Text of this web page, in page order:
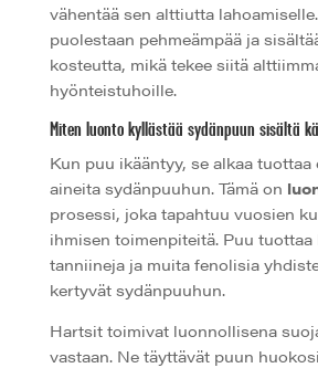
vähentää sen alttiutta
puolestaan pehmeämpää ja
kosteutta, mikä tekee siitä
hyönteistuhoille.
Miten luonto kyllästää sydänpuun sisältä
Kun puu ikääntyy, se alkaa
aineita sydänpuuhun. Tämä on
prosessi, joka tapahtuu vuosien
ihmisen toimenpiteitä. Puu tuottaa
tanniineja ja muita fenolisia
kertyvät sydänpuuhun.
Hartsit toimivat luonnollisena
vastaan. Ne täyttävät puun